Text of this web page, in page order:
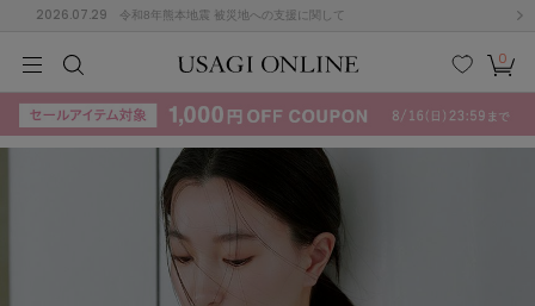
2026.07.29 令和8年熊本地震 被災地への支援に関して
検索
お気
に入
カー
ト
0
KIDSBABYBEAUTYLIFE STYLE
(715)
KIDSBABYBEAUTYLIFE STYLE
E F G
L M